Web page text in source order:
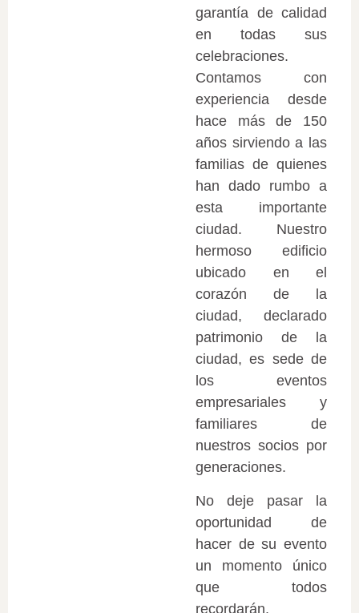
garantía de calidad
en todas sus
celebraciones.
Contamos con
experiencia desde
hace más de 150
años sirviendo a las
familias de quienes
han dado rumbo a
esta importante
ciudad. Nuestro
hermoso edificio
ubicado en el
corazón de la
ciudad, declarado
patrimonio de la
ciudad, es sede de
los eventos
empresariales y
familiares de
nuestros socios por
generaciones.
No deje pasar la
oportunidad de
hacer de su evento
un momento único
que todos
recordarán.